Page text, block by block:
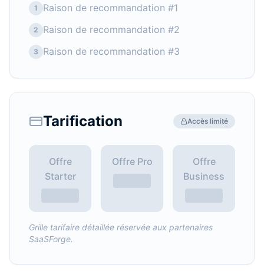
1 Raison de recommandation #1
2 Raison de recommandation #2
3 Raison de recommandation #3
Tarification Accès limité
Offre
Starter
Offre Pro
Offre
Business
Grille tarifaire détaillée réservée aux partenaires
SaaSForge.